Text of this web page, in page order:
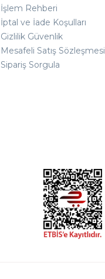
İşlem Rehberi
İptal ve İade Koşulları
Gizlilik Güvenlik
Mesafeli Satış Sözleşmesi
Sipariş Sorgula